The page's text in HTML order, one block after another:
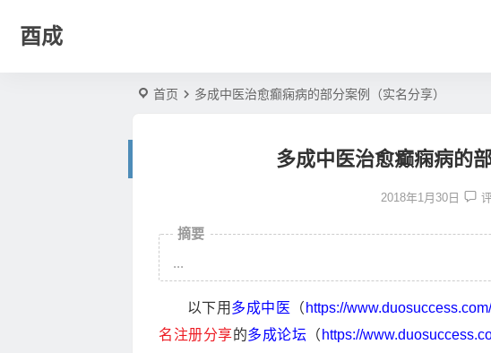
酉成
首页 多成中医治愈癫痫病的部分案例（实名分享）
多成中医治愈癫痫病的
2018年1月30日
摘要
...
以下用 多成中医 （ https://www.duosuccess.com/
名注册分享的多成论坛 （ https://